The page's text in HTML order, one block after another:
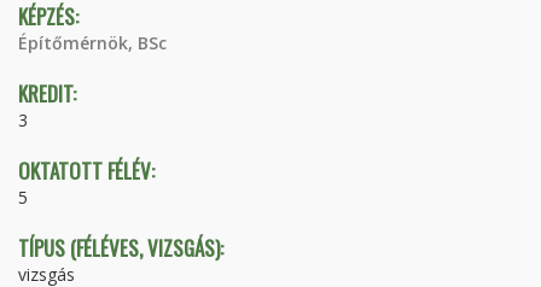
KÉPZÉS:
Építőmérnök, BSc
KREDIT:
3
OKTATOTT FÉLÉV:
5
TÍPUS (FÉLÉVES, VIZSGÁS):
vizsgás